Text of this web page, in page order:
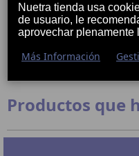
Guantes y Proteccion
Características
*
Ropa y
Uniuso
Productos que
Nuetra tienda usa
de usuario, le
aprovechar plenamente
Más Información